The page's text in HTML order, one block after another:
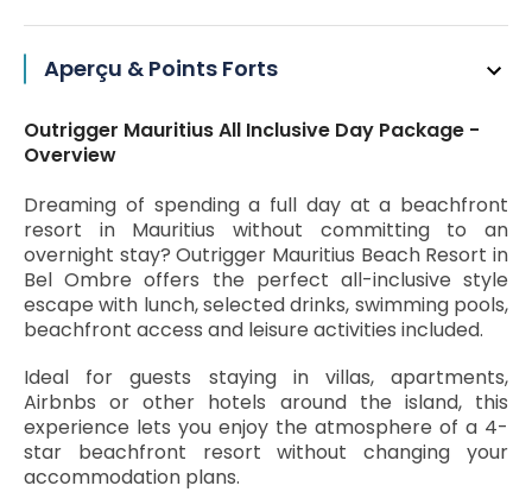
Aperçu & Points Forts
Outrigger Mauritius All Inclusive Day Package -
Overview
Dreaming of spending a full day at a beachfront
resort in Mauritius without committing to an
overnight stay? Outrigger Mauritius Beach Resort in
Bel Ombre offers the perfect all-inclusive style
escape with lunch, selected drinks, swimming pools,
beachfront access and leisure activities included.
Ideal for guests staying in villas, apartments,
Airbnbs or other hotels around the island, this
experience lets you enjoy the atmosphere of a 4-
star beachfront resort without changing your
accommodation plans.